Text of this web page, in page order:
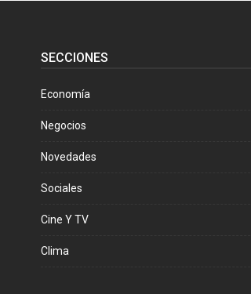
SECCIONES
Economía
Negocios
Novedades
Sociales
Cine Y TV
Clima